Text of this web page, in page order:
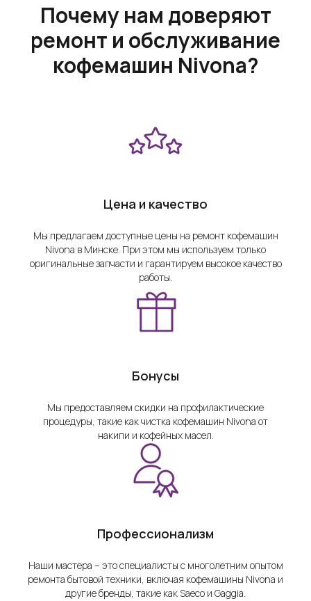
Почему нам доверяют
ремонт и обслуживание
кофемашин Nivona?
Цена и качество
Мы предлагаем доступные цены на ремонт кофемашин
Nivona в Минске. При этом мы используем только
оригинальные запчасти и гарантируем высокое качество
работы.
Бонусы
Мы предоставляем скидки на профилактические
процедуры, такие как чистка кофемашин Nivona от
накипи и кофейных масел.
Профессионализм
Наши мастера – это специалисты с многолетним опытом
ремонта бытовой техники, включая кофемашины Nivona и
другие бренды, такие как Saeco и Gaggia.